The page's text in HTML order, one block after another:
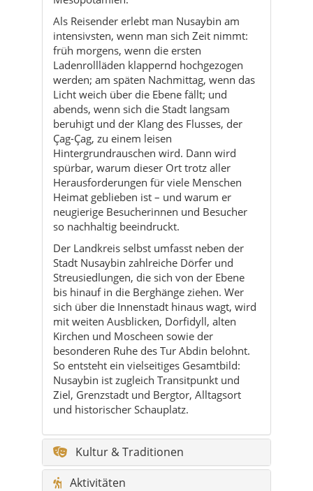
Als Reisender erlebt man Nusaybin am
intensivsten, wenn man sich Zeit nimmt:
früh morgens, wenn die ersten
Ladenrollläden klappernd hochgezogen
werden; am späten Nachmittag, wenn das
Licht weich über die Ebene fällt; und
abends, wenn sich die Stadt langsam
beruhigt und der Klang des Flusses, der
Çag-Çag, zu einem leisen
Hintergrundrauschen wird. Dann wird
spürbar, warum dieser Ort trotz aller
Herausforderungen für viele Menschen
Heimat geblieben ist – und warum er
neugierige Besucherinnen und Besucher
so nachhaltig beeindruckt.
Der Landkreis selbst umfasst neben der
Stadt Nusaybin zahlreiche Dörfer und
Streusiedlungen, die sich von der Ebene
bis hinauf in die Berghänge ziehen. Wer
sich über die Innenstadt hinaus wagt, wird
mit weiten Ausblicken, Dorfidyll, alten
Kirchen und Moscheen sowie der
besonderen Ruhe des Tur Abdin belohnt.
So entsteht ein vielseitiges Gesamtbild:
Nusaybin ist zugleich Transitpunkt und
Ziel, Grenzstadt und Bergtor, Alltagsort
und historischer Schauplatz.
Kultur & Traditionen
Aktivitäten